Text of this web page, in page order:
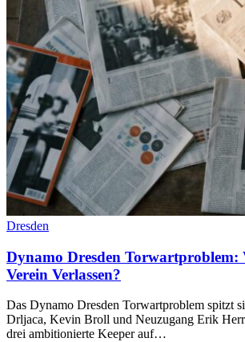
Dresden
Dynamo Dresden Torwartproblem:
Verein Verlassen?
Das Dynamo Dresden Torwartproblem spitzt
Drljaca, Kevin Broll und Neuzugang Erik
drei ambitionierte Keeper auf…